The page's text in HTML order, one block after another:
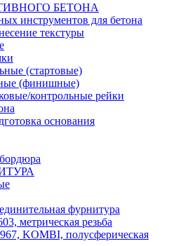
БЕТОНА
инструментов для бетона
текстуры
(стартовые)
(финишные)
контрольные рейки
основания
фурнитура
метрическая резьба
KOMBI, полусферическая